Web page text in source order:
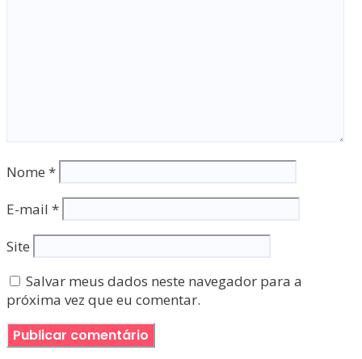
Nome *
E-mail *
Site
Salvar meus dados neste navegador para a
próxima vez que eu comentar.